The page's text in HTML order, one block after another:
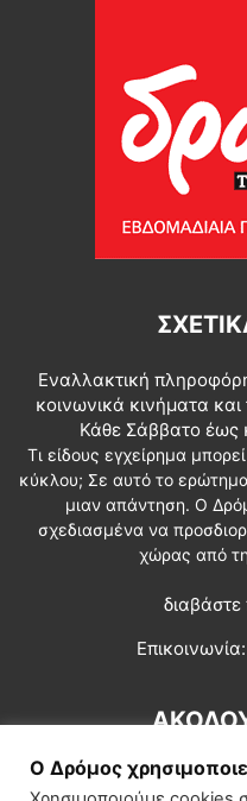
Εναλλακτική
κοινωνικά κινήματα
Κάθε Σάββατο έως
Τι είδους εγχείρημα
κύκλου; Σε αυτό το
μιαν απάντηση. Ο
σχεδιασμένα να
χώρας από
διαβάστε
Επικοινωνία:
Ο Δρόμος